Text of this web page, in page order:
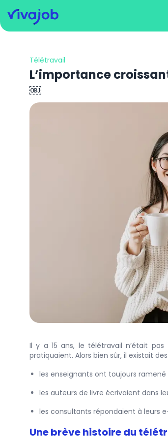
Télétravail
L’importance
￼
Il y a 15 ans, le télétravail n’était
pratiquaient. Alors bien sûr, il existait
les enseignants ont toujours
les auteurs de livre écrivaient dans
les consultants répondaient à leurs
Une brève histoire du